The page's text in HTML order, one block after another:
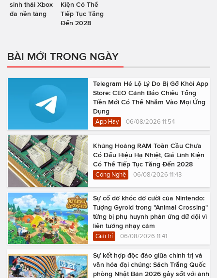
sinh thái Xbox
đa nền tảng
Kiện Có Thể
Tiếp Tục Tăng
Đến 2028
BÀI MỚI TRONG NGÀY
Telegram Hé Lộ Lý Do Bị Gỡ Khỏi App
Store: CEO Cảnh Báo Chiêu Tống
Tiền Mới Có Thể Nhắm Vào Mọi Ứng
Dụng
App Hay 06/08/2026 11:54
Khủng Hoảng RAM Toàn Cầu Chưa
Có Dấu Hiệu Hạ Nhiệt, Giá Linh Kiện
Có Thể Tiếp Tục Tăng Đến 2028
Công Nghệ 06/08/2026 11:43
Sự cố dở khóc dở cười của Nintendo:
Tượng Gyroid trong "Animal Crossing"
từng bị phụ huynh phản ứng dữ dội vì
liên tưởng nhạy cảm
Giải trí 06/08/2026 11:41
Sự kết hợp độc đáo giữa chính trị và
văn hóa đại chúng: Sách Trắng Quốc
phòng Nhật Bản 2026 gây sốt với ảnh